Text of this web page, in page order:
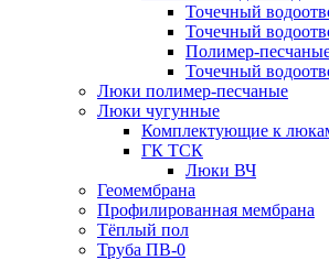
Точечный
Точечный
Полимер-
Точечный
Люки полимер-песчаные
Люки чугунные
Комплектующие к
ГК ТСК
Люки ВЧ
Геомембрана
Профилированная мембрана
Тёплый пол
Труба ПВ-0